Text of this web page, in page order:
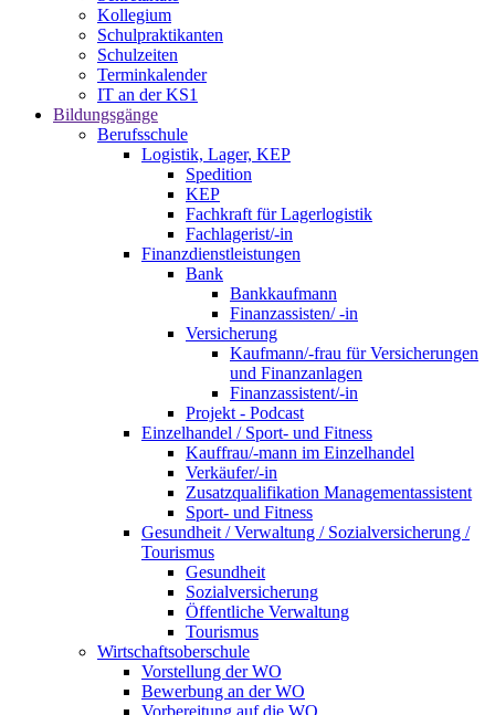
Kollegium
Schulpraktikanten
Schulzeiten
Terminkalender
IT an der KS1
Bildungsgänge
Berufsschule
Logistik, Lager, KEP
Spedition
KEP
Fachkraft für Lagerlogistik
Fachlagerist/-in
Finanzdienstleistungen
Bank
Bankkaufmann
Finanzassisten/ -in
Versicherung
Kaufmann/-frau für Versicherungen
und Finanzanlagen
Finanzassistent/-in
Projekt - Podcast
Einzelhandel / Sport- und Fitness
Kauffrau/-mann im Einzelhandel
Verkäufer/-in
Zusatzqualifikation Managementassistent
Sport- und Fitness
Gesundheit / Verwaltung / Sozialversicherung /
Tourismus
Gesundheit
Sozialversicherung
Öffentliche Verwaltung
Tourismus
Wirtschaftsoberschule
Vorstellung der WO
Bewerbung an der WO
Vorbereitung auf die WO